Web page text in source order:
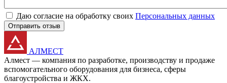
Даю согласие на обработку своих Персональных данных
Отправить отзыв
АЛМЕСТ
Алмест — компания по разработке, производству и продаже
вспомогательного оборудования для бизнеса, сферы
благоустройства и ЖКХ.